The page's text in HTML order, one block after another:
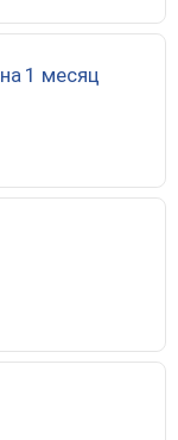
1 месяц